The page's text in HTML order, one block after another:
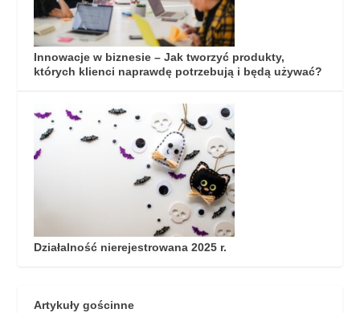
Innowacje w biznesie – Jak tworzyć produkty,
których klienci naprawdę potrzebują i będą używać?
Działalność nierejestrowana 2025 r.
Artykuły gościnne